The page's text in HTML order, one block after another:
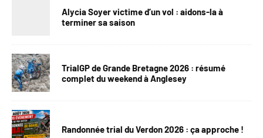
Alycia Soyer victime d’un vol : aidons-la à
terminer sa saison
TrialGP de Grande Bretagne 2026 : résumé
complet du weekend à Anglesey
Randonnée trial du Verdon 2026 : ça approche !